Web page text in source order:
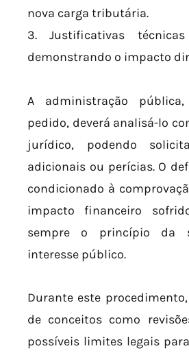
nova carga tributária.
3. Justificativas
demonstrando o impacto
A administração
pedido, deverá analisá-lo
jurídico, podendo
adicionais ou perícias. O
condicionado à
impacto financeiro
sempre o princípio da
interesse público.
Durante este
de conceitos como
possíveis limites legais